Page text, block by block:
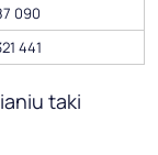
090
441
taki